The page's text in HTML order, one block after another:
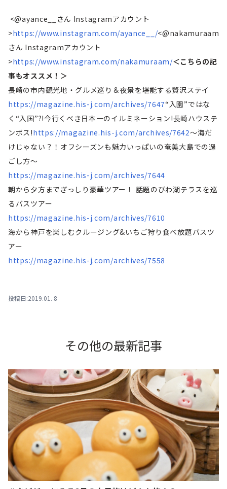
<@ayance__さん Instagramアカウント
>https://www.instagram.com/ayance__/<@nakamuraam
さん Instagramアカウント
>https://www.instagram.com/nakamuraam/＜こちらの記
事もオススメ！＞
長崎の市内観光地・グルメ巡り＆夜景を堪能する贅沢ステイ
https://magazine.his-j.com/archives/7647“入園”ではな
く“入国”?!今行くべき日本一のイルミネーション!長崎ハウステ
ンボス!https://magazine.his-j.com/archives/7642～海だ
けじゃない？！オフシーズンも魅力いっぱいの奄美大島での過
ごし方～
https://magazine.his-j.com/archives/7644
朝から夕方までぎっしり豪華ツアー！ 話題のびわ湖テラスを巡
るバスツアー
https://magazine.his-j.com/archives/7610
海から神戸を楽しむクルージング&いちご狩り食べ放題バスツ
アー
https://magazine.his-j.com/archives/7558
投稿日:2019.01. 8
その他の最新記事